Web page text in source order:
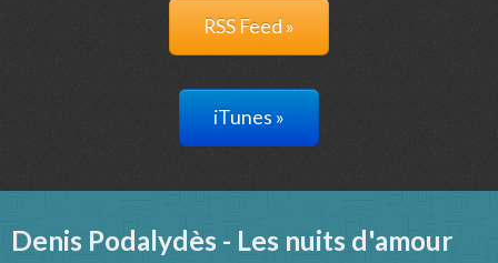
RSS Feed »
iTunes »
Denis Podalydès - Les nuits d'amour